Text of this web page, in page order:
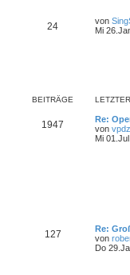
24 von
Mi
BEITRÄGE
1947
Re:
von
Mi
127
Re:
von
Do